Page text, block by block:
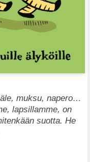
muksu, napero…
lapsillamme, on
suotta. He